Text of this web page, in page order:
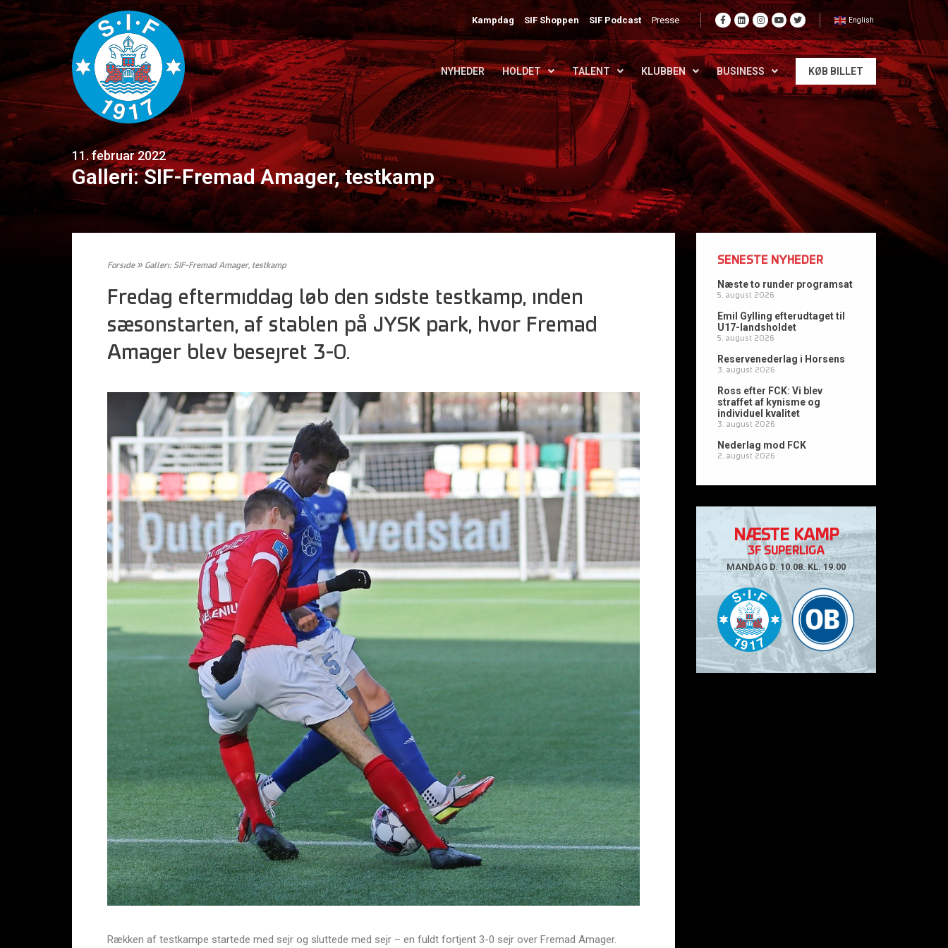
Kampdag SIF Shoppen SIF Podcast Presse English
NYHEDER HOLDET TALENT KLUBBEN BUSINESS KØB BILLET
11. februar 2022
Galleri: SIF-Fremad Amager, testkamp
Forside» Galleri: SIF-Fremad Amager, testkamp
Fredag eftermiddag løb den sidste testkamp, inden
sæsonstarten, af stablen på JYSK park, hvor Fremad
Amager blev besejret 3-0.
Rækken af testkampe startede med sejr og sluttede med sejr – en fuldt fortjent 3-0 sejr over Fremad Amager.
SENESTE NYHEDER
Næste to runder programsat
5. august 2026
Emil Gylling efterudtaget til
U17-landsholdet
5. august 2026
Reservenederlag i Horsens
3. august 2026
Ross efter FCK: Vi blev
straffet af kynisme og
individuel kvalitet
3. august 2026
Nederlag mod FCK
2. august 2026
NÆSTE KAMP
3F SUPERLIGA
MANDAG D. 10.08. KL. 19.00